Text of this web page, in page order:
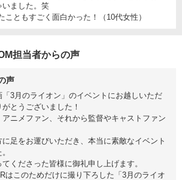
いました。笑
こともすごく面白かった！（10代女性）
担当者からの声
声
「3月のライオン」のイベントにお越しいただ
とうございました！
アニメファン、それから監督やキャストファン
に足をお運びいただき、本当に素敵なイベント
くださった皆様に御礼申し上げます。
はこのためだけに撮り下ろした「3月のライオ